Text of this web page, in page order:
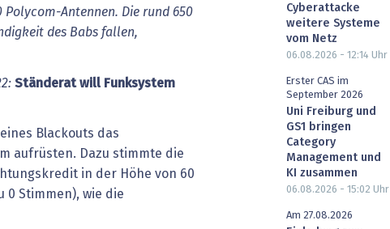
Polycom-Antennen. Die rund 650
des Babs fallen,
Ständerat will Funksystem
Blackouts das
aufrüsten. Dazu stimmte die
in der Höhe von 60
0 Stimmen), wie die
Cyberattacke
weitere Systeme
vom Netz
06.08.2026 - 12:14 Uhr
Erster CAS im
September 2026
Uni Freiburg und
GS1 bringen
Category
Management und
KI zusammen
06.08.2026 - 15:02 Uhr
Am 27.08.2026